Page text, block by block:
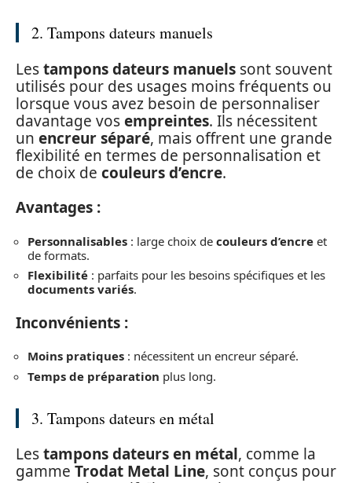
2. Tampons dateurs manuels
Lestampons dateurs manuels sont souvent
utilisés pour des usages moins fréquents ou
lorsque vous avez besoin de personnaliser
davantage vosempreintes. Ils nécessitent
un encreur séparé, mais offrent une grande
flexibilité en termes de personnalisation et
de choix de couleurs d’encre.
Avantages :
Personnalisables : large choix de couleurs d’encre et
de formats.
Flexibilité : parfaits pour les besoins spécifiques et les
documents variés.
Inconvénients :
Moins pratiques : nécessitent un encreur séparé.
Temps de préparation plus long.
3. Tampons dateurs en métal
Lestampons dateurs en métal, comme la
gamme Trodat Metal Line, sont conçus pour